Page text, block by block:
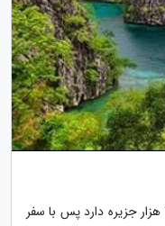
سفر به فیلیپینشبه جزیره فیلیپین بیش از 7 هزار جزیره دارد پس با سفر